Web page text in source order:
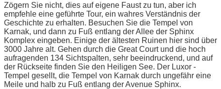
Zögern Sie nicht, dies auf eigene Faust zu tun, aber ich
empfehle eine geführte Tour, ein wahres Verständnis der
Geschichte zu erhalten. Besuchen Sie die Tempel von
Karnak, und dann zu Fuß entlang der Allee der Sphinx
Komplex eingeben. Einige der ältesten Ruinen hier sind über
3000 Jahre alt. Gehen durch die Great Court und die hoch
aufragenden 134 Sichtspalten, sehr beeindruckend, und auf
der Rückseite finden Sie den Heiligen See. Der Luxor -
Tempel gesellt, die Tempel von Karnak durch ungefähr eine
Meile und halb zu Fuß entlang der Avenue Sphinx.